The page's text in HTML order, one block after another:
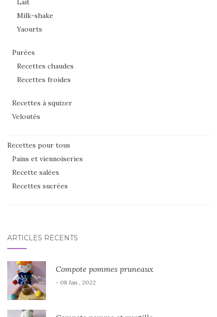
Lait
Milk-shake
Yaourts
Purées
Recettes chaudes
Recettes froides
Recettes à squizer
Veloutés
Recettes pour tous
Pains et viennoiseries
Recette salées
Recettes sucrées
ARTICLES RÉCENTS
Compote pommes pruneaux
- 08 Jan , 2022